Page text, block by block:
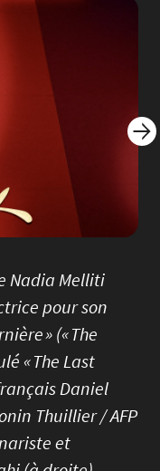
Nadia Melliti
pour son
» (« The
« The Last
Daniel
Thuillier / AFP
et